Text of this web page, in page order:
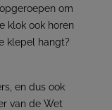
om
klok ook horen
klepel hangt?
en dus ook
van de Wet